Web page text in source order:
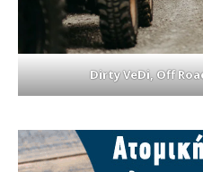
Dirty VeDi, Off